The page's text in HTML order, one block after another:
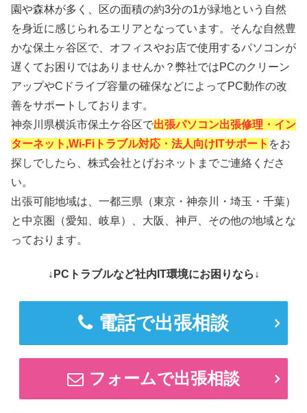
園や森林が多く、区の面積の約3分の1が緑地という自然
を身近に感じられるエリアとなっています。そんな自然豊
かな保土ヶ谷区で、オフィスやお店で使用するパソコンが
遅くてお困りではありませんか？弊社ではPCのクリーン
アップやCドライブ容量の確保などによってPC動作の改
善をサポートしております。
神奈川県横浜市保土ケ谷区で出張パソコン出張修理・イン
ターネット,Wi-Fiトラブル対応・法人向けITサポート をお
探しでしたら、株式会社とげおネットまでご連絡くださ
い。
出張可能地域は、一都三県（東京・神奈川・埼玉・千葉）
と中京圏（愛知、岐阜）、大阪、神戸、その他の地域とな
っております。
↓PCトラブルなど社内IT環境にお困りなら↓
電話で出張相談
フォームで出張相談